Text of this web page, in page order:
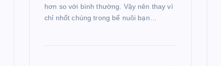
hơn so với bình thường. Vậy nên thay vì
chỉ nhốt chúng trong bể nuôi bạn…